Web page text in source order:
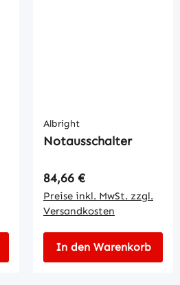
Albright
Notausschalter
Regulärer Preis:
84,66 €
Preise inkl. MwSt. zzgl.
Versandkosten
In den Warenkorb